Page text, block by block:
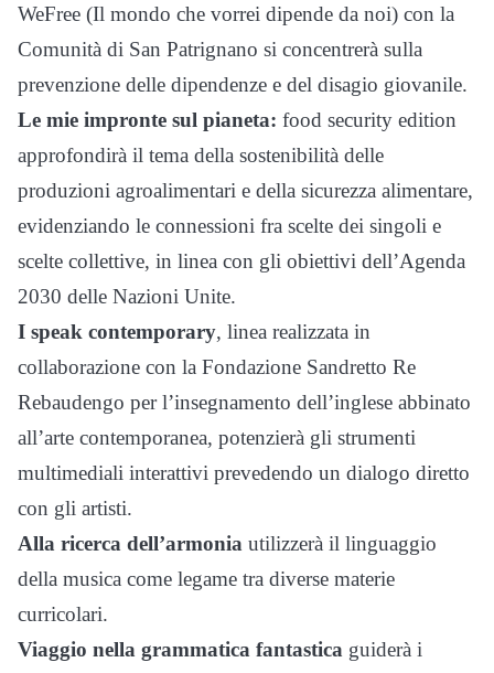
WeFree (Il mondo che vorrei dipende da noi) con la
Comunità di San Patrignano si concentrerà sulla
prevenzione delle dipendenze e del disagio giovanile.
Le mie impronte sul pianeta: food security edition
approfondirà il tema della sostenibilità delle
produzioni agroalimentari e della sicurezza alimentare,
evidenziando le connessioni fra scelte dei singoli e
scelte collettive, in linea con gli obiettivi dell’Agenda
2030 delle Nazioni Unite.
I speak contemporary, linea realizzata in
collaborazione con la Fondazione Sandretto Re
Rebaudengo per l’insegnamento dell’inglese abbinato
all’arte contemporanea, potenzierà gli strumenti
multimediali interattivi prevedendo un dialogo diretto
con gli artisti.
Alla ricerca dell’armonia utilizzerà il linguaggio
della musica come legame tra diverse materie
curricolari.
Viaggio nella grammatica fantastica guiderà i